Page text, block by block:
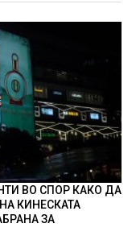
ВО СПОР КАКО ДА
КИНЕСКАТА
ЗА